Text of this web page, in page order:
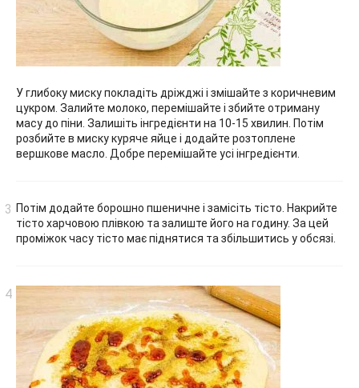
У глибоку миску покладіть дріжджі і змішайте з коричневим
цукром. Залийте молоко, перемішайте і збийте отриману
масу до піни. Залишіть інгредієнти на 10-15 хвилин. Потім
розбийте в миску куряче яйце і додайте розтоплене
вершкове масло. Добре перемішайте усі інгредієнти.
Потім додайте борошно пшеничне і замісіть тісто. Накрийте
тісто харчовою плівкою та залиште його на годину. За цей
проміжок часу тісто має піднятися та збільшитись у обсязі.